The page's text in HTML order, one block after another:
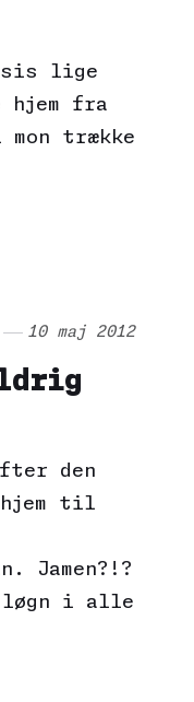
lige
hjem fra
mon trække
10 maj 2012
den
hjem til
Jamen?!?
løgn i alle